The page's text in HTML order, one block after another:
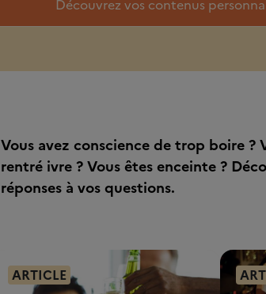
Vous avez conscience de trop boire ?
rentré ivre ? Vous êtes enceinte ?
réponses à vos questions.
ARTICLE